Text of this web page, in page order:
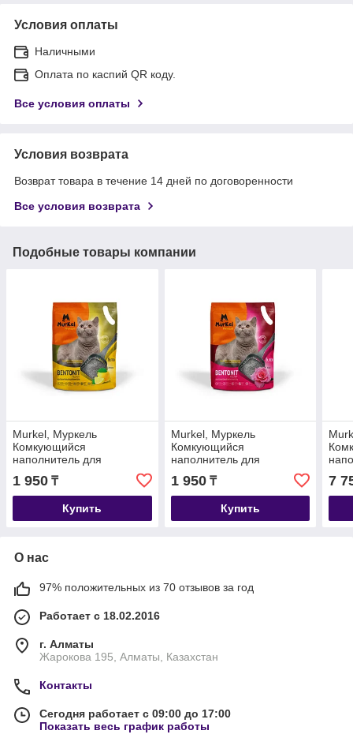
Условия оплаты
Наличными
Оплата по каспий QR коду.
Все условия оплаты
Условия возврата
Возврат товара в течение 14 дней по договоренности
Все условия возврата
Подобные товары компании
Murkel, Муркель
Комкующийся
наполнитель для
кошачьего туалета с
ароматом лимона, уп. 5л
(4 кг.)
1 950 ₸
Купить
Murkel, Муркель
Комкующийся
наполнитель для
кошачьего туалета с
ароматом розы, уп. 5л (4
кг.)
1 950₸
Купить
(16
7
О нас
97% положительных из 70 отзывов за год
Работает с 18.02.2016
г. Алматы
Жарокова 195, Алматы, Казахстан
Контакты
Сегодня работает с 09:00 до 17:00
Показать весь график работы